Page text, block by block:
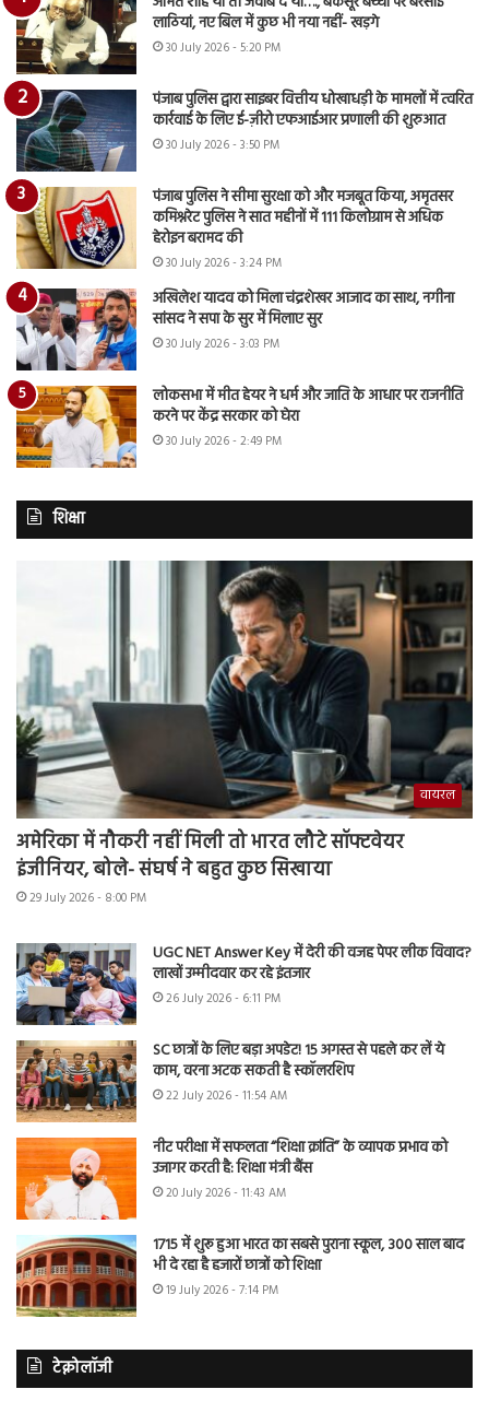
लाठियां, नए बिल में कुछ भी नया नहीं- खड़गे
30 July 2026 - 5:20 PM
पंजाब पुलिस द्वारा साइबर वित्तीय धोखाधड़ी के मामलों में त्वरित
कार्रवाई के लिए ई-ज़ीरो एफआईआर प्रणाली की शुरुआत
30 July 2026 - 3:50 PM
पंजाब पुलिस ने सीमा सुरक्षा को और मजबूत किया, अमृतसर
कमिश्नरेट पुलिस ने सात महीनों में 111 किलोग्राम से अधिक
हेरोइन बरामद की
30 July 2026 - 3:24 PM
अखिलेश यादव को मिला चंद्रशेखर आजाद का साथ, नगीना
सांसद ने सपा के सुर में मिलाए सुर
30 July 2026 - 3:03 PM
लोकसभा में मीत हेयर ने धर्म और जाति के आधार पर राजनीति
करने पर केंद्र सरकार को घेरा
30 July 2026 - 2:49 PM
शिक्षा
वायरल
अमेरिका में नौकरी नहीं मिली तो भारत लौटे सॉफ्टवेयर
इंजीनियर, बोले- संघर्ष ने बहुत कुछ सिखाया
29 July 2026 - 8:00 PM
UGC NET Answer Key में देरी की वजह पेपर लीक विवाद?
लाखों उम्मीदवार कर रहे इंतजार
26 July 2026 - 6:11 PM
SC छात्रों के लिए बड़ा अपडेट! 15 अगस्त से पहले कर लें ये
काम, वरना अटक सकती है स्कॉलरशिप
22 July 2026 - 11:54 AM
नीट परीक्षा में सफलता “शिक्षा क्रांति” के व्यापक प्रभाव को
उजागर करती है: शिक्षा मंत्री बैंस
20 July 2026 - 11:43 AM
1715 में शुरू हुआ भारत का सबसे पुराना स्कूल, 300 साल बाद
भी दे रहा है हजारों छात्रों को शिक्षा
19 July 2026 - 7:14 PM
टेक्नोलॉजी